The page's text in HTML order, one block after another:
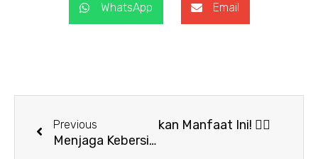
WhatsApp Email
Previous
Menjaga Kebersihan Saat Gym, Ternyata Banyak yang Masih Lupa! 💪🏋️
Towel? Kamu Melewatkan Manfaat Ini! 🏃‍♂️